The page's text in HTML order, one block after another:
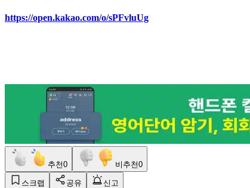
https://open.kakao.com/o/sPFvluUg
추천0 비추천0
스크랩 공유
신고